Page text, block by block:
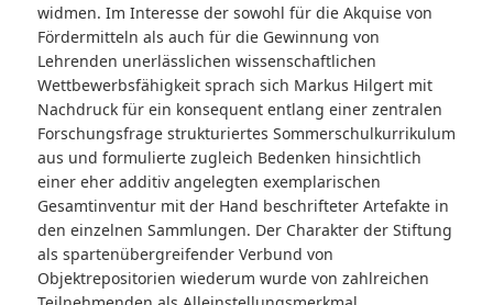
widmen. Im Interesse der sowohl für die Akquise von
Fördermitteln als auch für die Gewinnung von
Lehrenden unerlässlichen wissenschaftlichen
Wettbewerbsfähigkeit sprach sich Markus Hilgert mit
Nachdruck für ein konsequent entlang einer zentralen
Forschungsfrage strukturiertes Sommerschulkurrikulum
aus und formulierte zugleich Bedenken hinsichtlich
einer eher additiv angelegten exemplarischen
Gesamtinventur mit der Hand beschrifteter Artefakte in
den einzelnen Sammlungen. Der Charakter der Stiftung
als spartenübergreifender Verbund von
Objektrepositorien wiederum wurde von zahlreichen